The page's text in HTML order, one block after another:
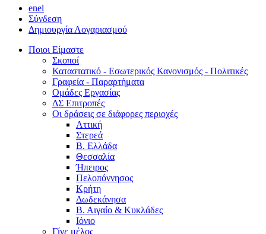
enel
Σύνδεση
Δημιουργία Λογαριασμού
Ποιοι Είμαστε
Σκοποί
Καταστατικό - Εσωτερικός Κανονισμός - Πολιτικές
Γραφεία - Παραρτήματα
Ομάδες Εργασίας
ΔΣ Επιτροπές
Οι δράσεις σε διάφορες περιοχές
Αττική
Στερεά
Β. Ελλάδα
Θεσσαλία
Ήπειρος
Πελοπόννησος
Κρήτη
Δωδεκάνησα
Β. Αιγαίο & Κυκλάδες
Ιόνιο
Γίνε μέλος